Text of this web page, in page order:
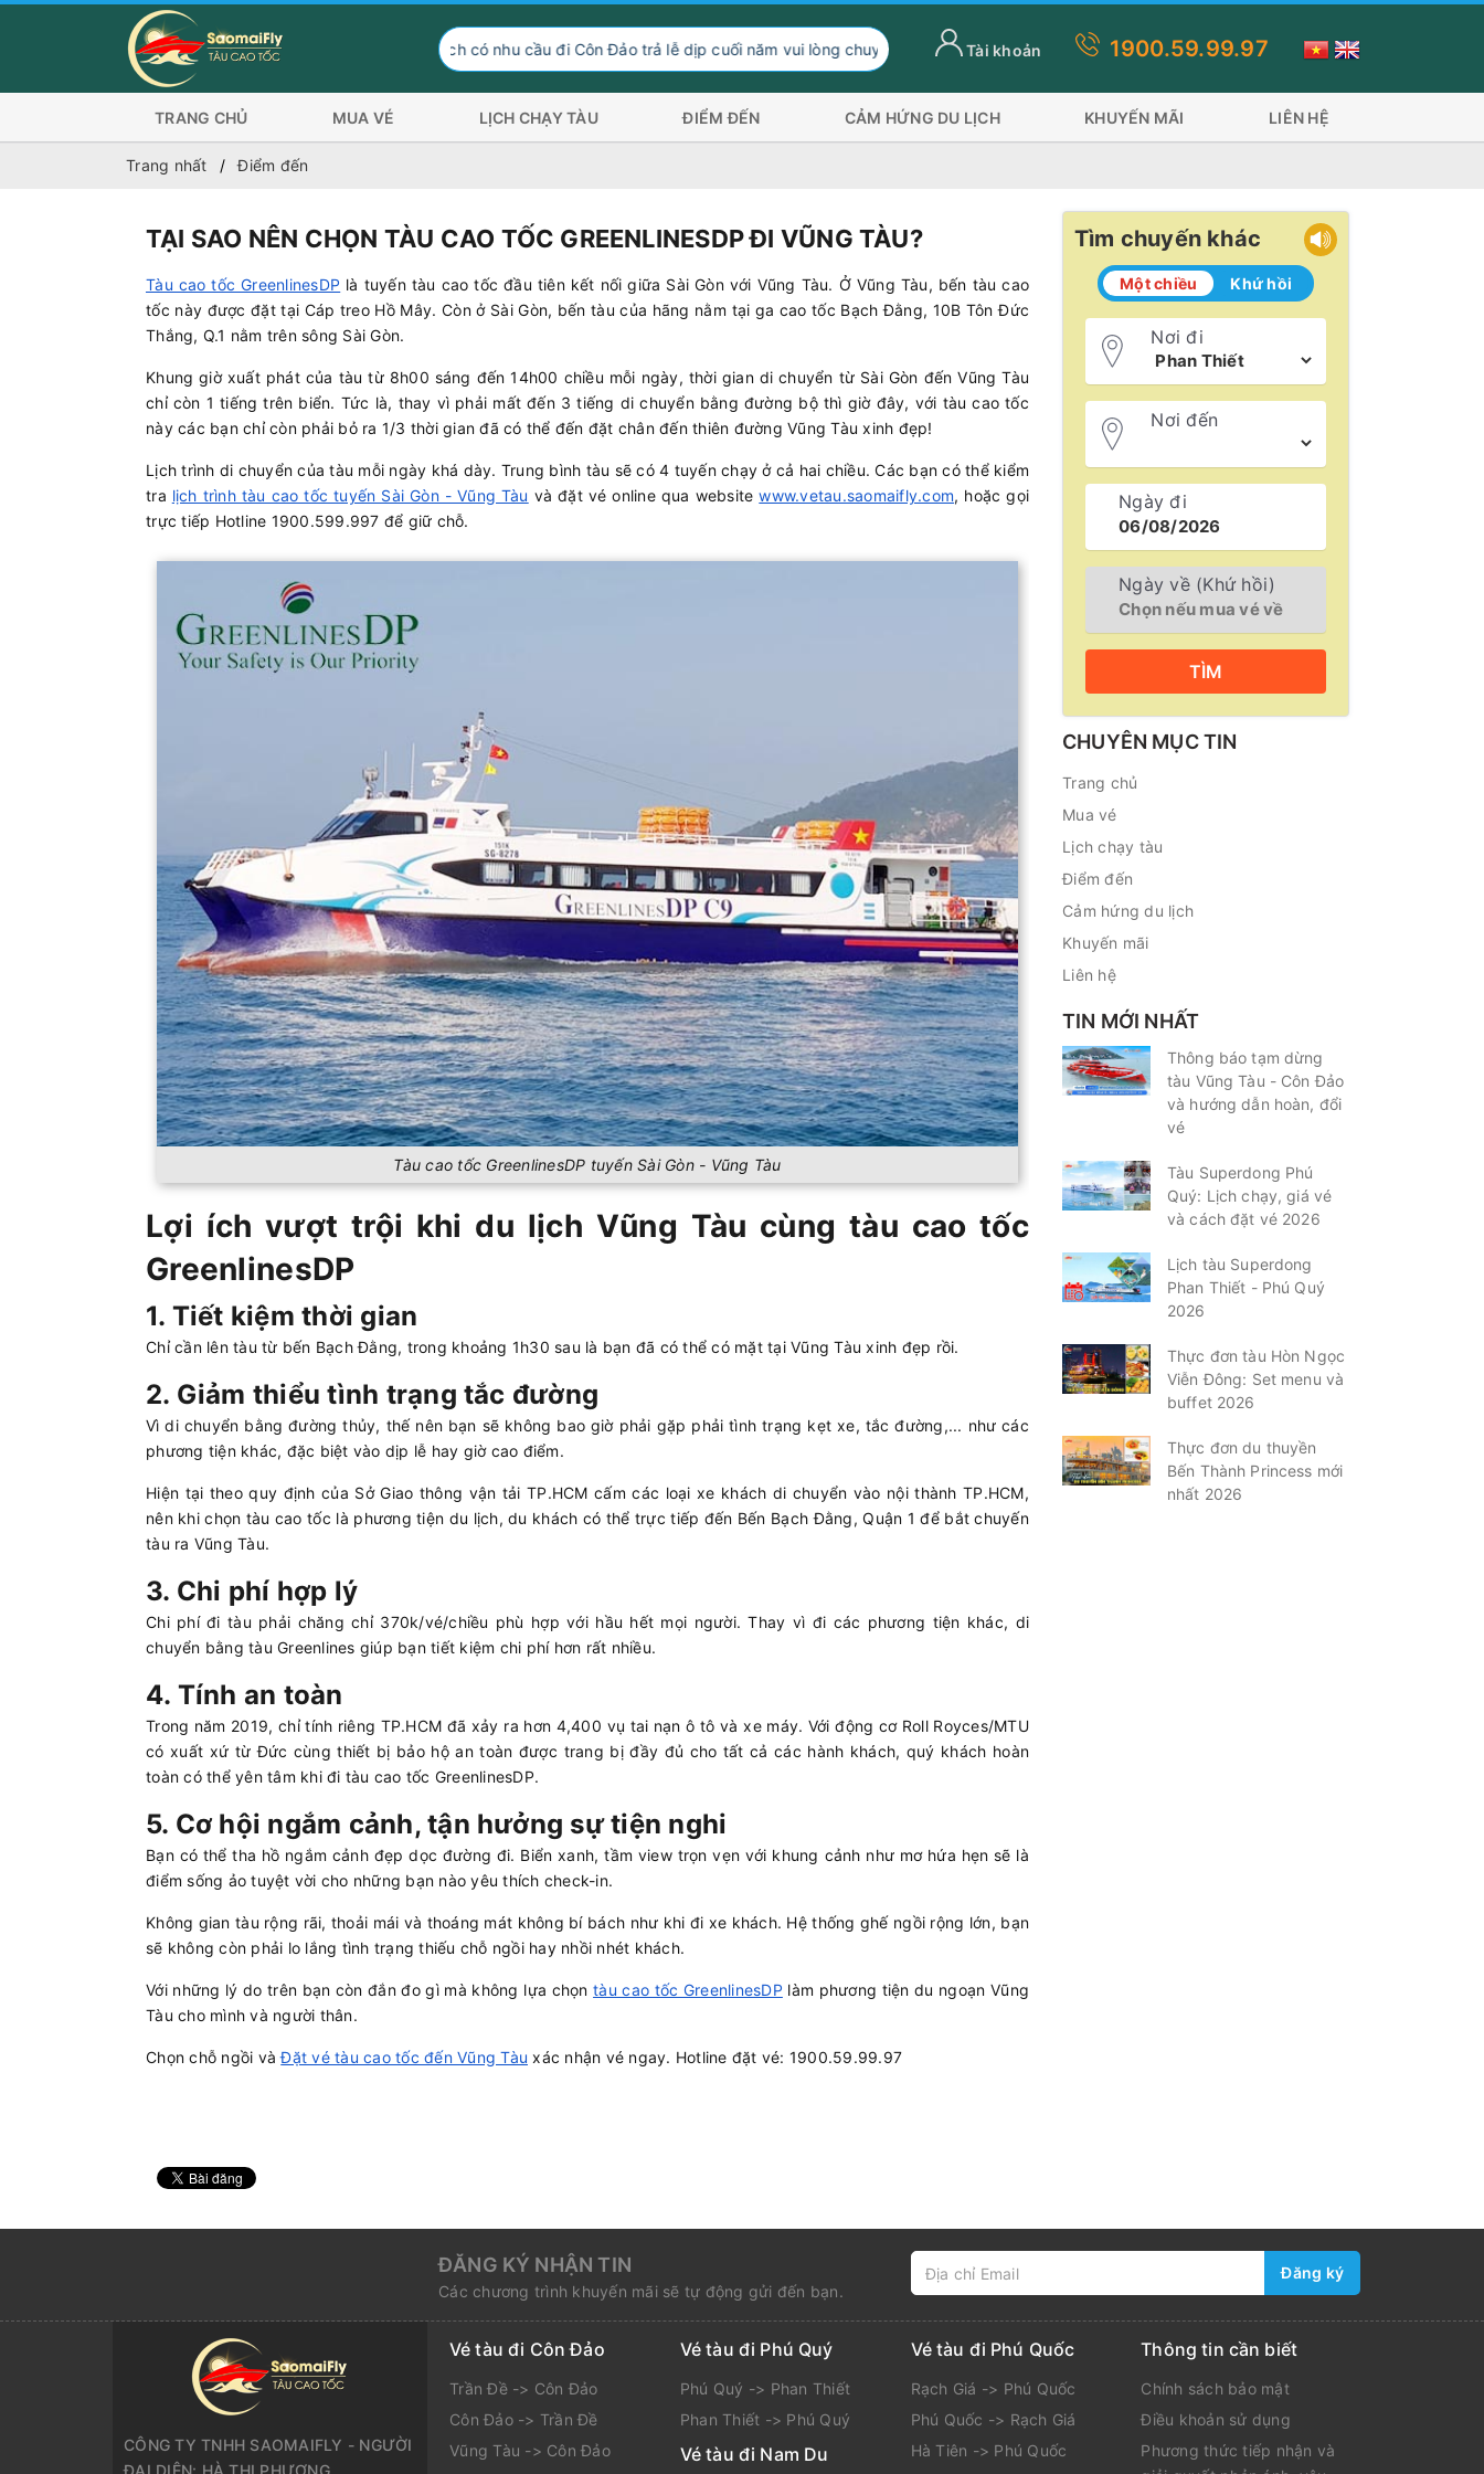
Hành khách có nhu cầu đi Côn Đảo trả lễ dịp cuối năm vui lòng chuyển hướng xuống Sóc Trăng Trần Đề đi 2 phương tiện: Tàu Superdong và tàu Trưng Nhị
Tài khoản 1900.59.99.97
TRANG CHỦ MUA VÉ LỊCH CHẠY TÀU ĐIỂM ĐẾN CẢM HỨNG DU LỊCH KHUYẾN MÃI LIÊN HỆ
Trang nhất Điểm đến
TẠI SAO NÊN CHỌN TÀU CAO TỐC GREENLINESDP ĐI VŨNG TÀU?
Tàu cao tốc GreenlinesDP là tuyến tàu cao tốc đầu tiên kết nối giữa Sài Gòn với Vũng Tàu. Ở Vũng Tàu, bến tàu cao
tốc này được đặt tại Cáp treo Hồ Mây. Còn ở Sài Gòn, bến tàu của hãng nằm tại ga cao tốc Bạch Đằng, 10B Tôn Đức
Thắng, Q.1 nằm trên sông Sài Gòn.
Khung giờ xuất phát của tàu từ 8h00 sáng đến 14h00 chiều mỗi ngày, thời gian di chuyển từ Sài Gòn đến Vũng Tàu
chỉ còn 1 tiếng trên biển. Tức là, thay vì phải mất đến 3 tiếng di chuyển bằng đường bộ thì giờ đây, với tàu cao tốc
này các bạn chỉ còn phải bỏ ra 1/3 thời gian đã có thể đến đặt chân đến thiên đường Vũng Tàu xinh đẹp!
Lịch trình di chuyển của tàu mỗi ngày khá dày. Trung bình tàu sẽ có 4 tuyến chạy ở cả hai chiều. Các bạn có thể kiểm
tra lịch trình tàu cao tốc tuyến Sài Gòn - Vũng Tàu và đặt vé online qua websitewww.vetau.saomaifly.com, hoặc gọi
trực tiếp Hotline 1900.599.997 để giữ chỗ.
Tàu cao tốc GreenlinesDP tuyến Sài Gòn - Vũng Tàu
Lợi ích vượt trội khi du lịch Vũng Tàu cùng tàu cao tốc
GreenlinesDP
1. Tiết kiệm thời gian
Chỉ cần lên tàu từ bến Bạch Đằng, trong khoảng 1h30 sau là bạn đã có thể có mặt tại Vũng Tàu xinh đẹp rồi.
2. Giảm thiểu tình trạng tắc đường
Vì di chuyển bằng đường thủy, thế nên bạn sẽ không bao giờ phải gặp phải tình trạng kẹt xe, tắc đường,... như các
phương tiện khác, đặc biệt vào dịp lễ hay giờ cao điểm.
Hiện tại theo quy định của Sở Giao thông vận tải TP.HCM cấm các loại xe khách di chuyển vào nội thành TP.HCM,
nên khi chọn tàu cao tốc là phương tiện du lịch, du khách có thể trực tiếp đến Bến Bạch Đằng, Quận 1 để bắt chuyến
tàu ra Vũng Tàu.
3. Chi phí hợp lý
Chi phí đi tàu phải chăng chỉ 370k/vé/chiều phù hợp với hầu hết mọi người. Thay vì đi các phương tiện khác, di
chuyển bằng tàu Greenlines giúp bạn tiết kiệm chi phí hơn rất nhiều.
4. Tính an toàn
Trong năm 2019, chỉ tính riêng TP.HCM đã xảy ra hơn 4,400 vụ tai nạn ô tô và xe máy. Với động cơ Roll Royces/MTU
có xuất xứ từ Đức cùng thiết bị bảo hộ an toàn được trang bị đầy đủ cho tất cả các hành khách, quý khách hoàn
toàn có thể yên tâm khi đi tàu cao tốc GreenlinesDP.
5. Cơ hội ngắm cảnh, tận hưởng sự tiện nghi
Bạn có thể tha hồ ngắm cảnh đẹp dọc đường đi. Biển xanh, tầm view trọn vẹn với khung cảnh như mơ hứa hẹn sẽ là
điểm sống ảo tuyệt vời cho những bạn nào yêu thích check-in.
Không gian tàu rộng rãi, thoải mái và thoáng mát không bí bách như khi đi xe khách. Hệ thống ghế ngồi rộng lớn, bạn
sẽ không còn phải lo lắng tình trạng thiếu chỗ ngồi hay nhồi nhét khách.
Với những lý do trên bạn còn đắn đo gì mà không lựa chọntàu cao tốc GreenlinesDP làm phương tiện du ngoạn Vũng
Tàu cho mình và người thân.
Chọn chỗ ngồi vàĐặt vé tàu cao tốc đến Vũng Tàu xác nhận vé ngay. Hotline đặt vé: 1900.59.99.97
Tìm chuyến khác
Một chiều Khứ hồi
Nơi đi
Nơi đến
Ngày đi
Ngày về (Khứ hồi)
TÌM
CHUYÊN MỤC TIN
Trang chủ
Mua vé
Lịch chạy tàu
Điểm đến
Cảm hứng du lịch
Khuyến mãi
Liên hệ
TIN MỚI NHẤT
Thông báo tạm dừng
tàu Vũng Tàu - Côn Đảo
và hướng dẫn hoàn, đổi
vé
Tàu Superdong Phú
Quý: Lịch chạy, giá vé
và cách đặt vé 2026
Lịch tàu Superdong
Phan Thiết - Phú Quý
2026
Thực đơn tàu Hòn Ngọc
Viễn Đông: Set menu và
buffet 2026
Thực đơn du thuyền
Bến Thành Princess mới
nhất 2026
ĐĂNG KÝ NHẬN TIN
Các chương trình khuyến mãi sẽ tự động gửi đến bạn.
Đăng ký
CÔNG TY TNHH SAOMAIFLY - NGƯỜI
ĐẠI DIỆN: HÀ THỊ PHƯƠNG
Vé tàu đi Côn Đảo
Trần Đề -> Côn Đảo
Côn Đảo -> Trần Đề
Vũng Tàu -> Côn Đảo
Vé tàu đi Phú Quý
Phú Quý -> Phan Thiết
Phan Thiết -> Phú Quý
Vé tàu đi Nam Du
Vé tàu đi Phú Quốc
Rạch Giá -> Phú Quốc
Phú Quốc -> Rạch Giá
Hà Tiên -> Phú Quốc
Thông tin cần biết
Chính sách bảo mật
Điều khoản sử dụng
Phương thức tiếp nhận và